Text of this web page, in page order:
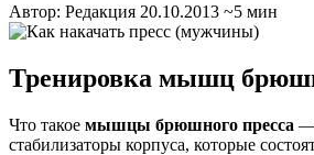
Автор: Редакция 20.10.2013 ~5 мин
Тренировка мышц
Что такое мышцы брюшного пресса —
стабилизаторы корпуса, которые